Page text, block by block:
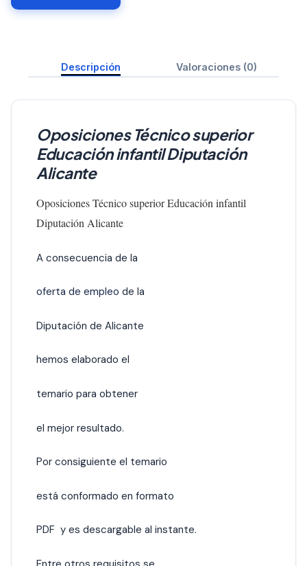
Descripción Valoraciones (0)
Oposiciones Técnico superior
Educación infantil Diputación
Alicante
Oposiciones Técnico superior Educación infantil
Diputación Alicante
A consecuencia de la
oferta de empleo de la
Diputación de Alicante
hemos elaborado el
temario para obtener
el mejor resultado.
Por consiguiente el temario
está conformado en formato
PDF y es descargable al instante.